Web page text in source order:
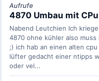
Aufrufe
4870 Umbau mit
Nabend Leutchien Ich
4870 ohne kühler also
;) ich hab an einen alten
lüfter gedacht einer ntipps
oder vel...